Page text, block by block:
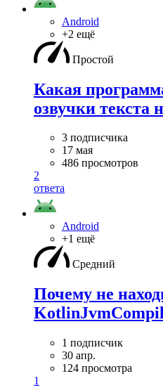
Android
+2 ещё
Простой
Какая
озвучки текста
3 подписчика
17 мая
486 просмотров
2
ответа
Android
+1 ещё
Средний
Почему не
1 подписчик
30 апр.
124 просмотра
1